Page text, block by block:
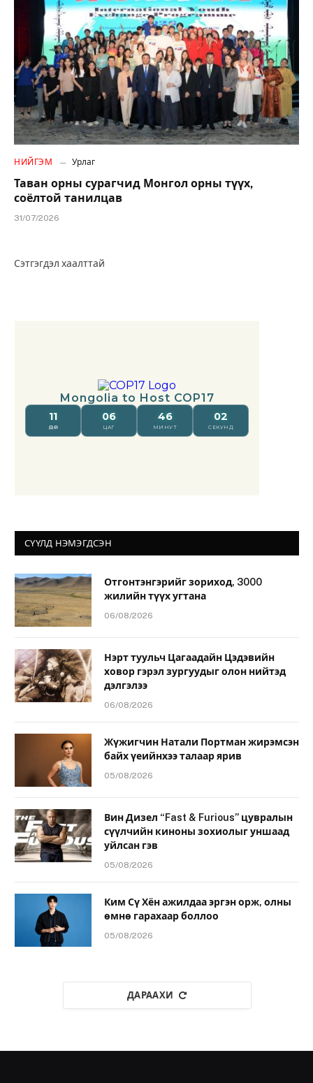
НИЙГЭМ Урлаг
Таван орны сурагчид Монгол орны түүх,
соёлтой танилцав
31/07/2026
Сэтгэгдэл хаалттай
СҮҮЛД НЭМЭГДСЭН
Отгонтэнгэрийг зориход, 3000
жилийн түүх угтана
06/08/2026
Нэрт туульч Цагаадайн Цэдэвийн
ховор гэрэл зургуудыг олон нийтэд
дэлгэлээ
06/08/2026
Жүжигчин Натали Портман жирэмсэн
байх үеийнхээ талаар ярив
05/08/2026
Вин Дизел “Fast & Furious” цувралын
сүүлчийн киноны зохиолыг уншаад
уйлсан гэв
05/08/2026
Ким Сү Хён ажилдаа эргэн орж, олны
өмнө гарахаар боллоо
05/08/2026
ДАРААХИ